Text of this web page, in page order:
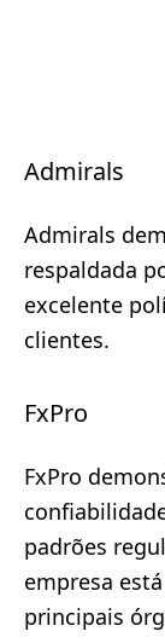
Admirals
Admirals
respaldada
excelente
clientes.
FxPro
FxPro
padrões
empresa
principais